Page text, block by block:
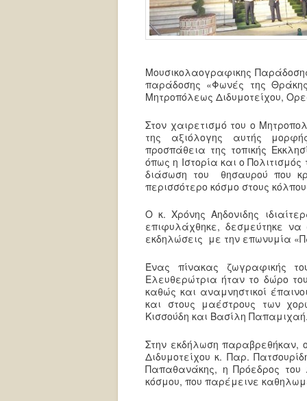
Μουσικολαογραφικης
παράδοσης «Φωνές της
Μητροπόλεως Διδυμοτείχου,
Στον χαιρετισμό του ο
της αξιόλογης αυτής
προσπάθεια της τοπικής
όπως η Ιστορία και ο
διάσωση του θησαυρού που
περισσότερο κόσμο στους
Ο κ. Χρόνης Αηδονιδης
επιφυλάχθηκε, δεσμεύτηκε
εκδηλώσεις με την επωνυμία
Ένας πίνακας ζωγραφικής
Ελευθερώτρια ήταν το δώρο
καθώς και αναμνηστικοί
και στους μαέστρους των
Κισσούδη και Βασίλη
Στην εκδήλωση παραβρεθήκαν,
Διδυμοτείχου κ. Παρ.
Παπαθανάκης, η Πρόεδρος του
κόσμου, που παρέμεινε